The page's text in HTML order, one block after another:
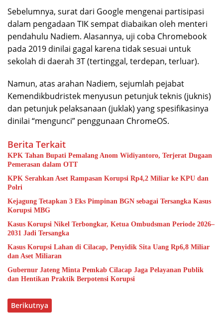
Sebelumnya, surat dari Google mengenai partisipasi
dalam pengadaan TIK sempat diabaikan oleh menteri
pendahulu Nadiem. Alasannya, uji coba Chromebook
pada 2019 dinilai gagal karena tidak sesuai untuk
sekolah di daerah 3T (tertinggal, terdepan, terluar).
Namun, atas arahan Nadiem, sejumlah pejabat
Kemendikbudristek menyusun petunjuk teknis (juknis)
dan petunjuk pelaksanaan (juklak) yang spesifikasinya
dinilai “mengunci” penggunaan ChromeOS.
Berita Terkait
KPK Tahan Bupati Pemalang Anom Widiyantoro, Terjerat Dugaan
Pemerasan dalam OTT
KPK Serahkan Aset Rampasan Korupsi Rp4,2 Miliar ke KPU dan
Polri
Kejagung Tetapkan 3 Eks Pimpinan BGN sebagai Tersangka Kasus
Korupsi MBG
Kasus Korupsi Nikel Terbongkar, Ketua Ombudsman Periode 2026–
2031 Jadi Tersangka
Kasus Korupsi Lahan di Cilacap, Penyidik Sita Uang Rp6,8 Miliar
dan Aset Miliaran
Gubernur Jateng Minta Pemkab Cilacap Jaga Pelayanan Publik
dan Hentikan Praktik Berpotensi Korupsi
Berikutnya